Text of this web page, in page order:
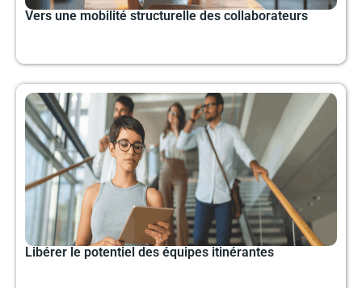
Vers une mobilité structurelle des collaborateurs
Libérer le potentiel des équipes itinérantes